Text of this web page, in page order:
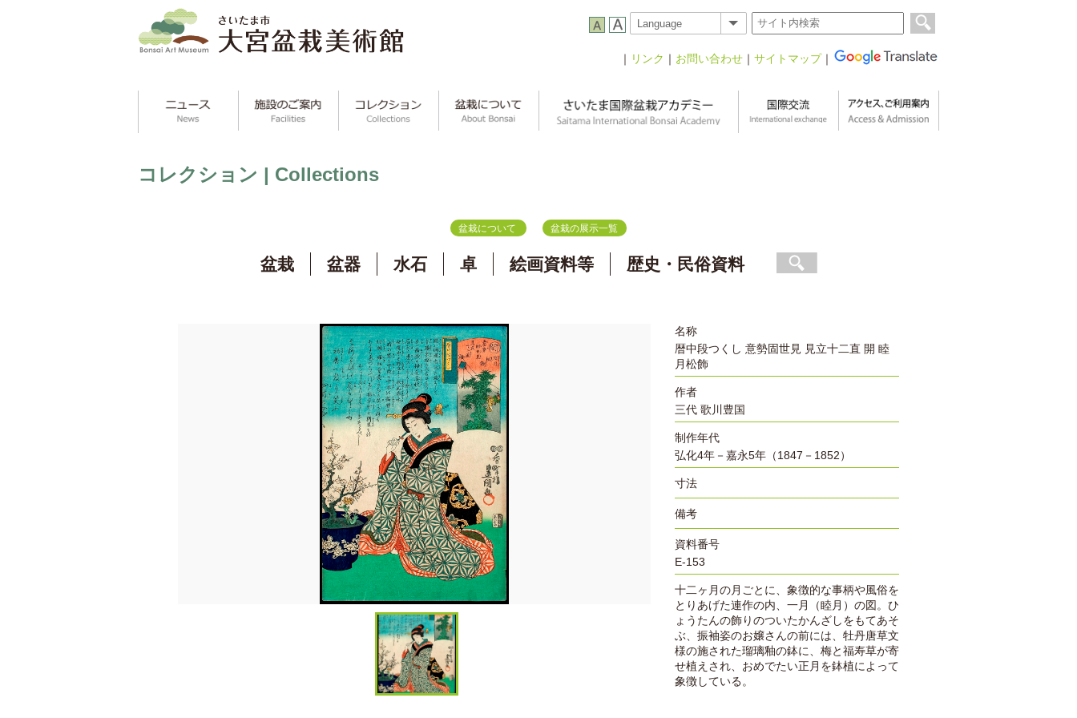
｜ リンク ｜ お問い合わせ ｜ サイトマップ｜
コレクション | Collections
盆栽について 盆栽の展示一覧
盆栽 盆器 水石 卓 絵画資料等 歴史・民俗資料
名称
暦中段つくし 意勢固世見 見立十二直 開 睦
月松飾
作者
三代 歌川豊国
制作年代
弘化4年－嘉永5年（1847－1852）
寸法
備考
資料番号
E-153
十二ヶ月の月ごとに、象徴的な事柄や風俗を
とりあげた連作の内、一月（睦月）の図。ひ
ょうたんの飾りのついたかんざしをもてあそ
ぶ、振袖姿のお嬢さんの前には、牡丹唐草文
様の施された瑠璃釉の鉢に、梅と福寿草が寄
せ植えされ、おめでたい正月を鉢植によって
象徴している。